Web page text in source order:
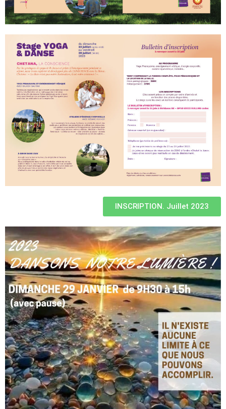
INSCRIPTION. Juillet 2023